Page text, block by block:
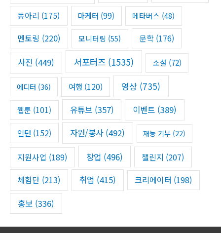
동아리 (175) 마케터 (99) 메타버스 (48)
멘토링 (220) 모니터링 (55) 문학(176)
사진 (449) 서포터즈 (1535) 소설 (72)
에디터 (36) 여행 (120) 영상 (735)
웹툰 (101) 유튜브(357) 이벤트 (389)
인턴 (152) 자원/봉사(492) 재능 기부 (22)
지원사업 (189) 창업 (496) 챌린지 (207)
체험단 (213) 취업 (415) 크리에이터 (198)
홍보(336)